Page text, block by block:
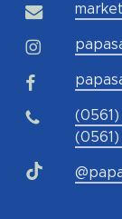
(0561)